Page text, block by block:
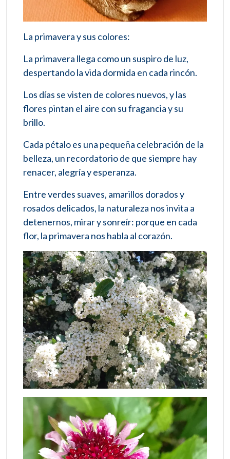
La primavera y sus colores:
La primavera llega como un suspiro de luz,
despertando la vida dormida en cada rincón.
Los días se visten de colores nuevos, y las
flores pintan el aire con su fragancia y su
brillo.
Cada pétalo es una pequeña celebración de la
belleza, un recordatorio de que siempre hay
renacer, alegría y esperanza.
Entre verdes suaves, amarillos dorados y
rosados delicados, la naturaleza nos invita a
detenernos, mirar y sonreír: porque en cada
flor, la primavera nos habla al corazón.